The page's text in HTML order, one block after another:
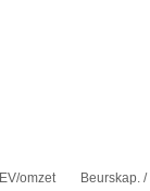
EV/omzet
Beurskap. /